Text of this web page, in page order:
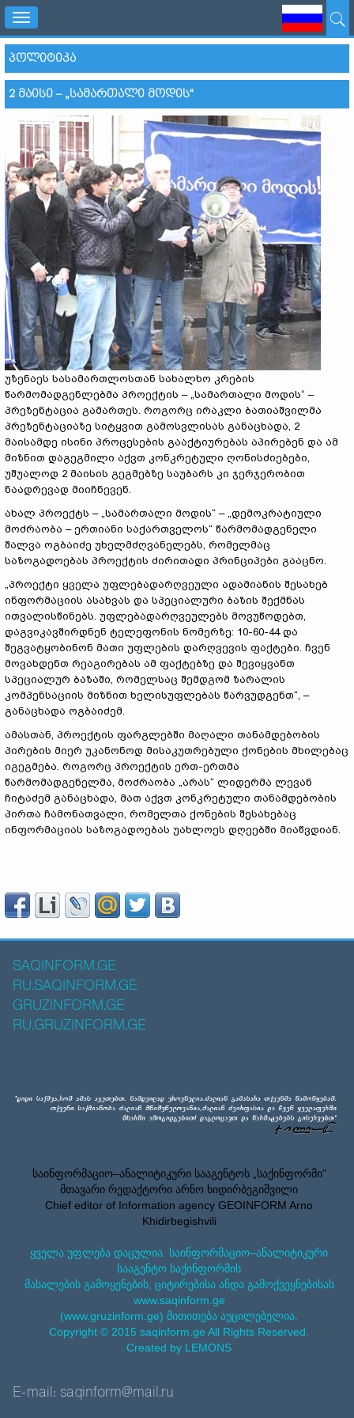
Toggle
navigation
ᲞᲝᲚᲘᲢᲘᲙᲐ
2 ᲛᲐᲘᲡᲘ – „ᲡᲐᲛᲐᲠᲗᲐᲚᲘ ᲛᲝᲓᲘᲡ“
უზენაეს სასამართლოსთან სახალხო კრების
წარმომადგენლებმა პროექტის – „სამართალი მოდის“ –
პრეზენტაცია გამართეს. როგორც ირაკლი ბათიაშვილმა
პრეზენტაციაზე სიტყვით გამოსვლისას განაცხადა, 2
მაისამდე ისინი პროცესების გააქტიურებას აპირებენ და ამ
მიზნით დაგეგმილი აქვთ კონკრეტული ღონისძიებები,
უშუალოდ 2 მაისის გეგმებზე საუბარს კი ჯერჯერობით
ნაადრევად მიიჩნევენ.
ახალ პროექტს – „სამართალი მოდის“ – „დემოკრატიული
მოძრაობა – ერთიანი საქართველოს“ წარმომადგენელი
შალვა ოგბაიძე უხელმძღვანელებს, რომელმაც
საზოგადოებას პროექტის ძირითადი პრინციპები გააცნო.
„პროექტი ყველა უფლებადარღვეული ადამიანის შესახებ
ინფორმაციის ასახვას და სპეციალური ბაზის შექმნას
ითვალისწინებს. უფლებადარღვეულებს მოვუწოდებთ,
დაგვიკავშირდნენ ტელეფონის ნომერზე: 10-60-44 და
შეგვატყობინონ მათი უფლების დარღვევის ფაქტები. ჩვენ
მოვახდენთ რეაგირებას ამ ფაქტებზე და შევიყვანთ
სპეციალურ ბაზაში, რომელსაც შემდგომ ზარალის
კომპენსაციის მიზნით ხელისუფლებას წარვუდგენთ“, –
განაცხადა ოგბაიძემ.
ამასთან, პროექტის ფარგლებში მაღალი თანამდებობის
პირების მიერ უკანონოდ მისაკუთრებული ქონების მხილებაც
იგეგმება. როგორც პროექტის ერთ-ერთმა
წარმომადგენელმა, მოძრაობა „არას“ ლიდერმა ლევან
ჩიტაძემ განაცხადა, მათ აქვთ კონკრეტული თანამდებობის
პირთა ჩამონათვალი, რომელთა ქონების შესახებაც
ინფორმაციას საზოგადოებას უახლოეს დღეებში მიაწვდიან.
SAQINFORM.GE
RU.SAQINFORM.GE
GRUZINFORM.GE
RU.GRUZINFORM.GE
საინფორმაციო–ანალიტიკური სააგენტოს „საქინფორმი”
მთავარი რედაქტორი არნო ხიდირბეგიშვილი
Chief editor of Information agency GEOINFORM Arno
Khidirbegishvili
ყველა უფლება დაცულია. საინფორმაციო–ანალიტიკური
სააგენტო საქინფორმის
მასალების გამოყენების, ციტირებისა ანდა გამოქვეყნებისას
www.saqinform.ge
(www.gruzinform.ge) მითითება აუცილებელია.
Copyright © 2015 saqinform.ge All Rights Reserved.
Created by LEMONS
E-mail: saqinform@mail.ru